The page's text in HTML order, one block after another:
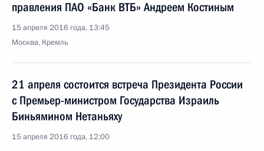
правления ПАО «Банк ВТБ» Андреем Костиным
15 апреля 2016 года, 13:45
Москва, Кремль
21 апреля состоится встреча Президента России
с Премьер-министром Государства Израиль
Биньямином Нетаньяху
15 апреля 2016 года, 12:00